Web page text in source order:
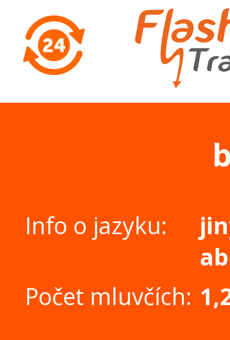
Info o jazyku:
Počet mluvčích: